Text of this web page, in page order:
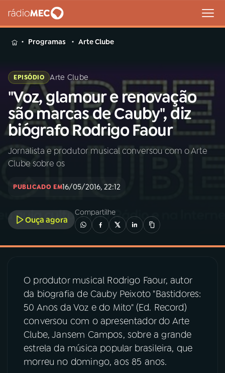
MENU
Buscar
na
Rádio
MEC
Buscar
Início AO VIVO
INÍCIO
A RÁDIO
03PROGRAMAÇÃO
04PROGRAMAS
06VIDEOCASTS
Programas Arte Clube
EPISÓDIO Arte Clube
"Voz, glamour e renovação
são marcas de Cauby", diz
biógrafo Rodrigo Faour
Jornalista e produtor musical conversou com o Arte
Clube sobre os
PUBLICADO EM16/05/2016, 22:12
Ouça agora
Compartilhe
O produtor musical Rodrigo Faour, autor
da biografia de Cauby Peixoto "Bastidores:
50 Anos da Voz e do Mito" (Ed. Record)
conversou com o apresentador do Arte
Clube, Jansem Campos, sobre a grande
estrela da música popular brasileira, que
morreu no domingo, aos 85 anos.